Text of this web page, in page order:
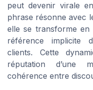
peut devenir virale
phrase résonne avec
elle se transforme
référence implicite
clients. Cette
réputation d’une
cohérence entre